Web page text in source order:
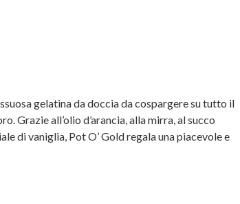
gelatina da doccia da cospargere su tutto il
Grazie all’olio d’arancia, alla mirra, al succo
di vaniglia, Pot O’ Gold regala una piacevole e